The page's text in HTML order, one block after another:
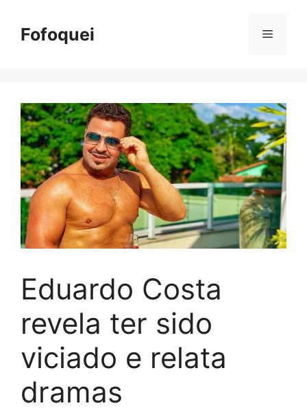
paraFofoquei Menu
Eduardo Costa
revela ter sido
viciado e relata
dramas